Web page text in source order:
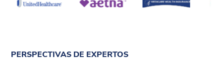
PERSPECTIVAS DE EXPERTOS